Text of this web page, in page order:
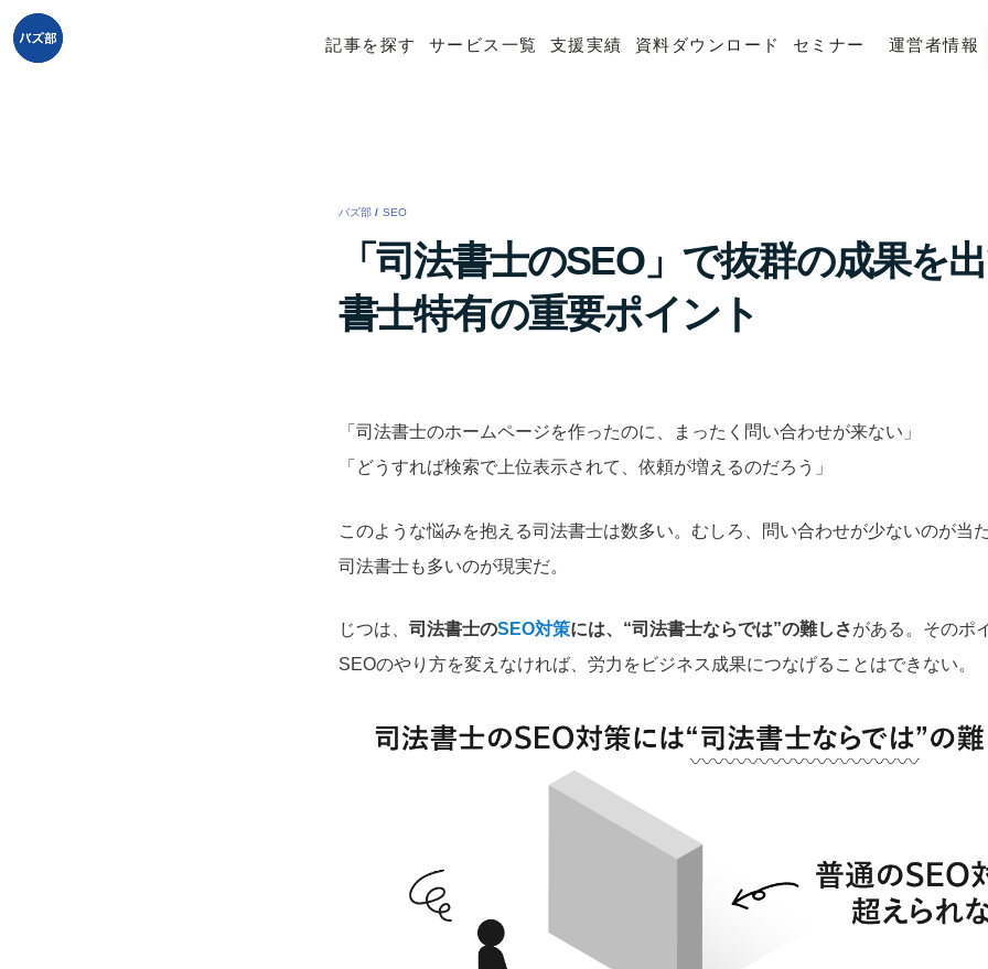
記事を探す サービス一覧 支援実績 資料ダウンロード セミナー 運営者情報
バズ部 / SEO
「司法書士のSEO」で抜群の成果を
書士特有の重要ポイント
「司法書士のホームページを作ったのに、まったく問い合わせが来ない」
「どうすれば検索で上位表示されて、依頼が増えるのだろう」
このような悩みを抱える司法書士は数多い。むしろ、問い合わせが少ないのが当
司法書士も多いのが現実だ。
じつは、 司法書士のSEO対策には、“司法書士ならでは”の難しさがある。そのポ
SEOのやり方を変えなければ、労力をビジネス成果につなげることはできない。